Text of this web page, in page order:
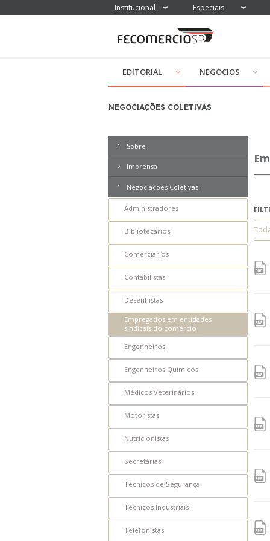
Institucional Especiais
EDITORIAL NEGÓCIOS
NEGOCIAÇÕES COLETIVAS
Sobre
Imprensa
Filtrar Releases por índices:
ICC
ICF
PEIC
ICEC
IE
IEC
PCCV
CVCS
IPV
IPS
PESP-S
PESP-C
PCSS
IMAT
LVC
Negociações Coletivas
Administradores
Bibliotecários
Comerciários
Contabilistas
Desenhistas
Empregados em entidades
sindicais do comércio
Engenheiros
Engenheiros Químicos
Médicos Veterinários
Motoristas
Nutricionistas
Secretárias
Técnicos de Segurança
Técnicos Industriais
Telefonistas